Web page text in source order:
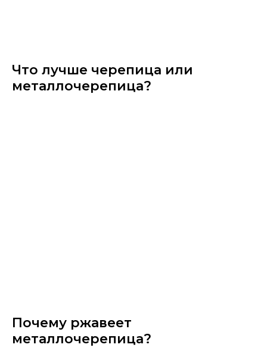
Что лучше черепица или
металлочерепица?
Почему ржавеет
металлочерепица?